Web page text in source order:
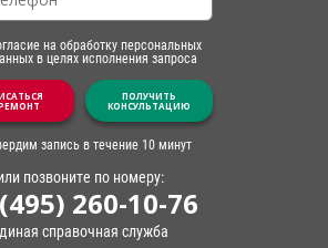
на обработку персональных
в целях исполнения запроса
ПОЛУЧИТЬ
КОНСУЛЬТАЦИЮ
запись в течение 10 минут
позвоните по номеру:
260-10-76
справочная служба